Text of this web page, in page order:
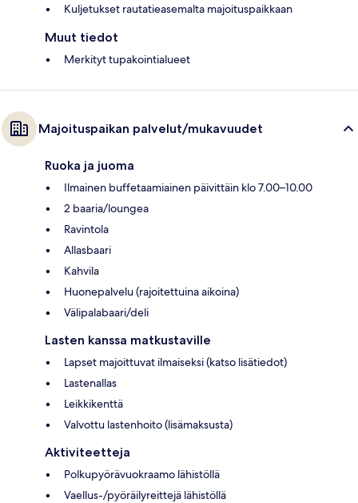
Kuljetukset rautatieasemalta majoituspaikkaan
Muut tiedot
Merkityt tupakointialueet
Majoituspaikan palvelut/mukavuudet
Ruoka ja juoma
Ilmainen buffetaamiainen päivittäin klo 7.00–10.00
2 baaria/loungea
Ravintola
Allasbaari
Kahvila
Huonepalvelu (rajoitettuina aikoina)
Välipalabaari/deli
Lasten kanssa matkustaville
Lapset majoittuvat ilmaiseksi (katso lisätiedot)
Lastenallas
Leikkikenttä
Valvottu lastenhoito (lisämaksusta)
Aktiviteetteja
Polkupyörävuokraamo lähistöllä
Vaellus-/pyöräilyreittejä lähistöllä